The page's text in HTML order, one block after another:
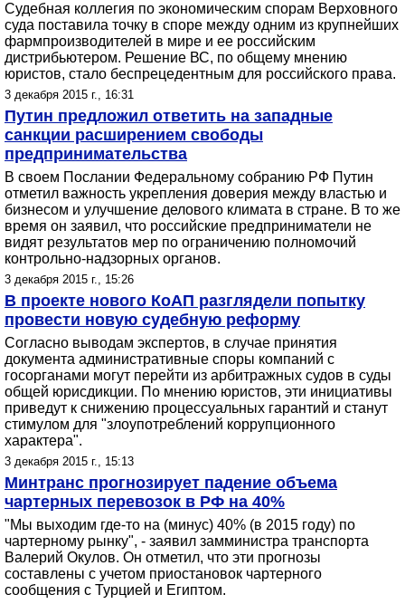
Судебная коллегия по экономическим спорам Верховного
cуда поставила точку в споре между одним из крупнейших
фармпроизводителей в мире и ее российским
дистрибьютером. Решение ВС, по общему мнению
юристов, стало беспрецедентным для российского права.
3 декабря 2015 г., 16:31
Путин предложил ответить на западные
санкции расширением свободы
предпринимательства
В своем Послании Федеральному собранию РФ Путин
отметил важность укрепления доверия между властью и
бизнесом и улучшение делового климата в стране. В то же
время он заявил, что российские предприниматели не
видят результатов мер по ограничению полномочий
контрольно-надзорных органов.
3 декабря 2015 г., 15:26
В проекте нового КоАП разглядели попытку
провести новую судебную реформу
Согласно выводам экспертов, в случае принятия
документа административные споры компаний с
госорганами могут перейти из арбитражных судов в суды
общей юрисдикции. По мнению юристов, эти инициативы
приведут к снижению процессуальных гарантий и станут
стимулом для "злоупотреблений коррупционного
характера".
3 декабря 2015 г., 15:13
Минтранс прогнозирует падение объема
чартерных перевозок в РФ на 40%
"Мы выходим где-то на (минус) 40% (в 2015 году) по
чартерному рынку", - заявил замминистра транспорта
Валерий Окулов. Он отметил, что эти прогнозы
составлены с учетом приостановок чартерного
сообщения с Турцией и Египтом.